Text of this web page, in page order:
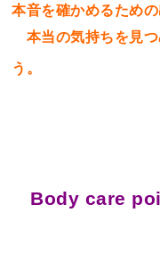
本音を確かめるための
本当の気持ちを見つ
う。
Body care